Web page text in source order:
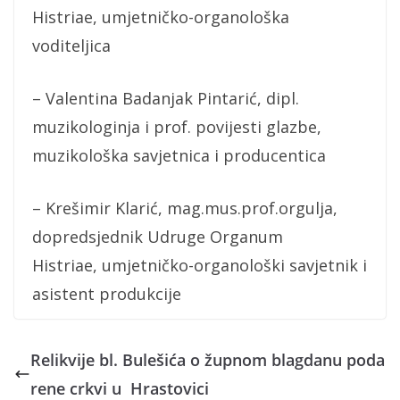
Histriae, umjetničko-organološka
voditeljica
– Valentina Badanjak Pintarić, dipl.
muzikologinja i prof. povijesti glazbe,
muzikološka savjetnica i producentica
– Krešimir Klarić, mag.mus.prof.orgulja,
dopredsjednik Udruge Organum
Histriae, umjetničko-organološki savjetnik i
asistent produkcije
Relikvije bl. Bulešića o župnom blagdanu poda
rene crkvi u Hrastovici